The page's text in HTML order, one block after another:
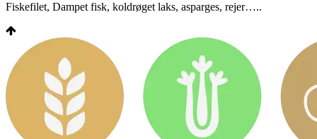
Fiskefilet, Dampet fisk, koldrøget laks, asparges, rejer…..